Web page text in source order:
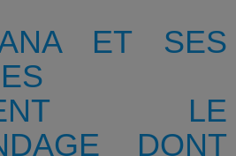
ET SES
LE
DONT